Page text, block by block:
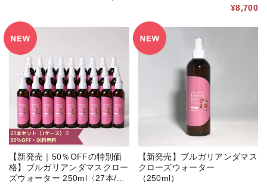
¥8,700
【新発売｜50％OFFの特別価
格】ブルガリアンダマスクロー
ズウォーター 250ml〈27本/１
【新発売】ブルガリアンダマス
クローズウォーター
（250ml）